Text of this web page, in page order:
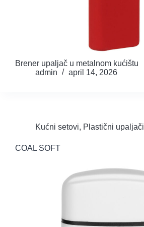
Brener upaljač u metalnom kućištu
admin
april 14, 2026
Kućni setovi, Plastični upaljači
COAL SOFT